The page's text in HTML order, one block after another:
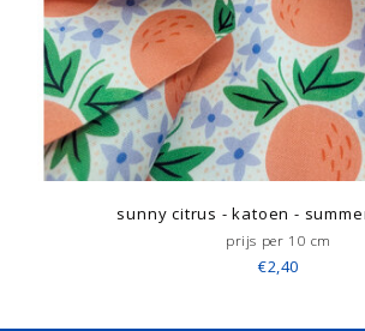
sunny citrus - katoen -
prijs per 10 cm
€2,40